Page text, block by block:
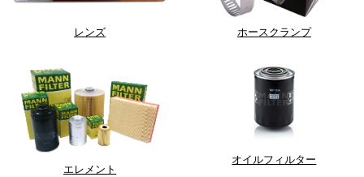
レンズ ホースクランプ
エレメント
オイルフィルター